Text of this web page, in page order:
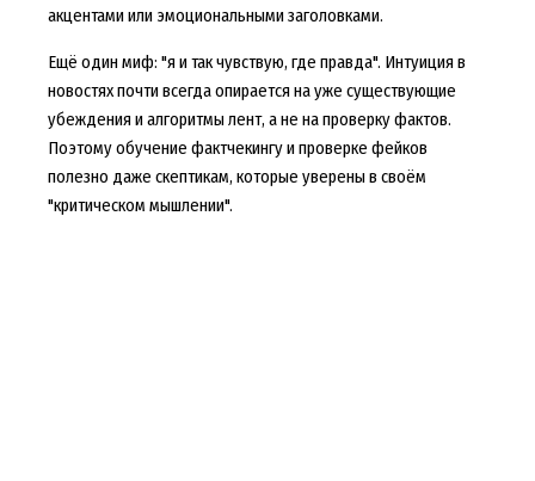
акцентами или эмоциональными заголовками.
Ещё один миф: "я и так чувствую, где правда". Интуиция в
новостях почти всегда опирается на уже существующие
убеждения и алгоритмы лент, а не на проверку фактов.
Поэтому обучение фактчекингу и проверке фейков
полезно даже скептикам, которые уверены в своём
"критическом мышлении".